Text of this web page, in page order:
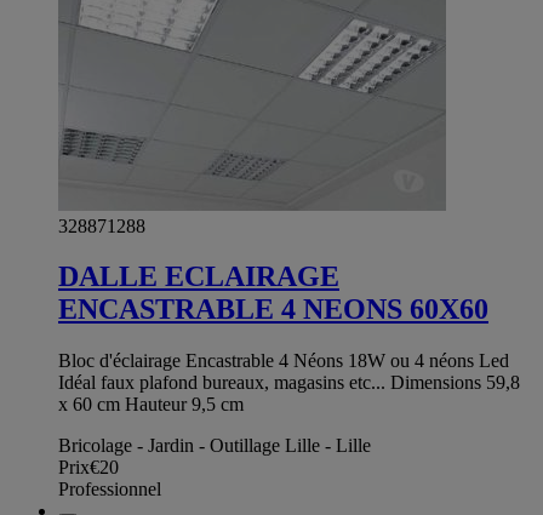
328871288
DALLE ECLAIRAGE
ENCASTRABLE 4 NEONS 60X60
Bloc d'éclairage Encastrable 4 Néons 18W ou 4 néons Led
Idéal faux plafond bureaux, magasins etc... Dimensions 59,8
x 60 cm Hauteur 9,5 cm
Bricolage - Jardin - Outillage Lille - Lille
Prix€20
Professionnel